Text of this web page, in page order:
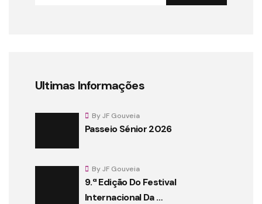
Ultimas Informações
Passeio Sénior 2026
By JF Gouveia
9.ª Edição Do Festival
Internacional Da …
By JF Gouveia